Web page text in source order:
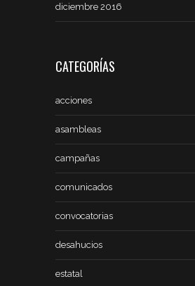
diciembre 2016
CATEGORÍAS
acciones
asambleas
campañas
comunicados
convocatorias
desahucios
estatal